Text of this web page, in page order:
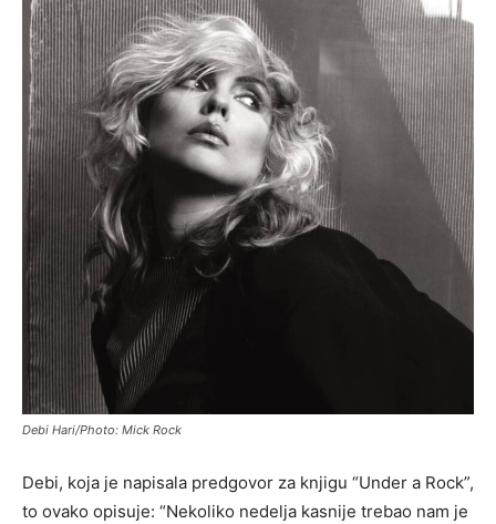
Debi Hari/Photo: Mick Rock
Debi, koja je napisala predgovor za knjigu “Under a Rock”,
to ovako opisuje: “Nekoliko nedelja kasnije trebao nam je